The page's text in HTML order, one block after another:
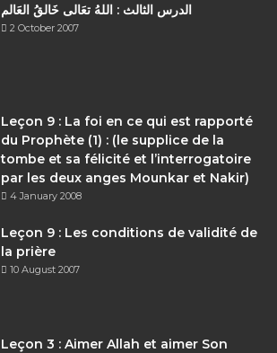
الدرس الثالث : اللهُ تعَالى خَالقُ العَالم
2 October 2007
Leçon 9 : La foi en ce qui est rapporté
du Prophète (1) : (le supplice de la
tombe et sa félicité et l’interrogatoire
par les deux anges Mounkar et Nakir)
4 January 2008
Leçon 9 : Les conditions de validité de
la prière
10 August 2007
Leçon 3 : Aimer Allah et aimer Son